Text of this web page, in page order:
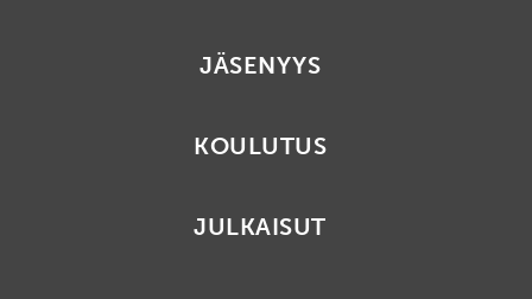
JÄSENYYS
KOULUTUS
JULKAISUT